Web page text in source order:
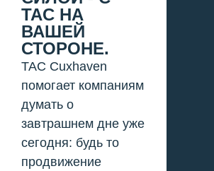
TAC НА
ВАШЕЙ
СТОРОНЕ.
TAC Cuxhaven
помогает компаниям
думать о
завтрашнем дне уже
сегодня: будь то
продвижение